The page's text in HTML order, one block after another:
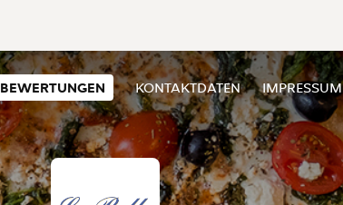
BEWERTUNGEN KONTAKTDATEN IMPRESSUM